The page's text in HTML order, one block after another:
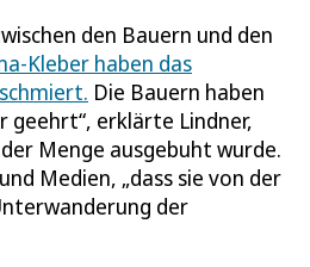
den Bauern und den
Kleber haben das
Die Bauern haben
geehrt“, erklärte Lindner,
Menge ausgebuht wurde.
Medien, „dass sie von der
der